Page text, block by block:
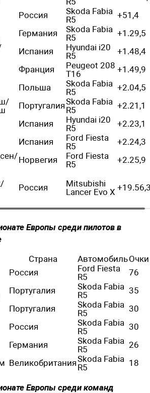
Россия
Skoda Fabia
R5
+51,4
Германия
Skoda Fabia
R5
+1.29,5
Испания
Hyundai i20
R5
+1.48,4
Франция
Peugeot 208
T16
+1.49,9
Польша
Skoda Fabia
R5
+2.04,5
ПортугалияSkoda Fabia
R5
+2.21,1
Испания
Hyundai i20
R5
+2.23,1
Испания
Ford Fiesta
R5
+2.24,3
Норвегия
Ford Fiesta
R5
+2.25,9
Россия
Mitsubishi
Lancer Evo X
Европы среди пилотов в
Страна АвтомобильОчки
Россия
Ford Fiesta
R5
76
Португалия
Skoda Fabia
R5
35
Португалия
Skoda Fabia
R5
30
Россия
Skoda Fabia
R5
30
Германия
Skoda Fabia
R5
26
ВеликобританияSkoda Fabia
R5
18
Европы среди команд